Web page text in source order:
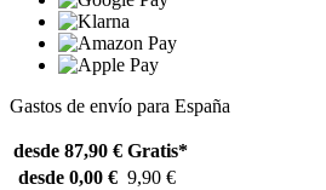
Gastos de envío para España
desde 87,90 € Gratis*
desde 0,00 € 9,90 €